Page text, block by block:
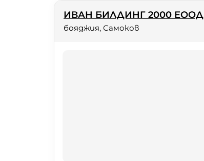
ИВАН БИЛДИНГ 2000 ЕООД
бояджия, Самоков